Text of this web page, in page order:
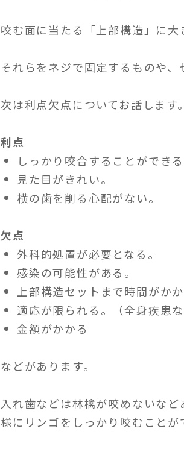
咬む面に当たる「上部構造」に大
それらをネジで固定するものや、
次は利点欠点についてお話します。
利点
しっかり咬合することができる
見た目がきれい。
横の歯を削る心配がない。
欠点
外科的処置が必要となる。
感染の可能性がある。
上部構造セットまで時間がかか
適応が限られる。（全身疾患な
金額がかかる
などがあります。
入れ歯などは林檎が咬めないな
様にリンゴをしっかり咬むことが